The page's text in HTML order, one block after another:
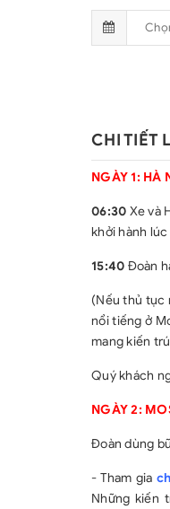
CHI TIẾT
NGÀY 1: HÀ
06:30 Xe và
khởi hành lúc
15:40 Đoàn
(Nếu thủ tục
nổi tiếng ở
mang kiến
Quý khách
NGÀY 2:
Đoàn dùng
- Tham gia
Những kiến